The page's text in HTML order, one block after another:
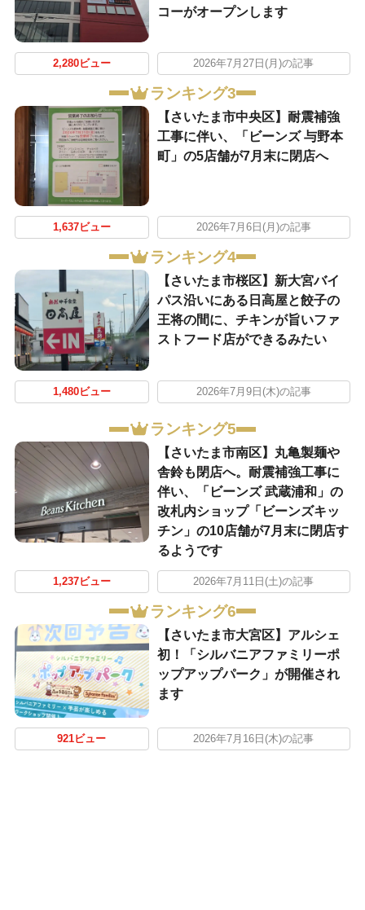
コーがオープンします
2,280ビュー 2026年7月27日(月)の記事
ランキング3
【さいたま市中央区】耐震補強
工事に伴い、「ビーンズ 与野本
町」の5店舗が7月末に閉店へ
1,637ビュー 2026年7月6日(月)の記事
ランキング4
【さいたま市桜区】新大宮バイ
パス沿いにある日高屋と餃子の
王将の間に、チキンが旨いファ
ストフード店ができるみたい
1,480ビュー 2026年7月9日(木)の記事
ランキング5
【さいたま市南区】丸亀製麺や
舎鈴も閉店へ。耐震補強工事に
伴い、「ビーンズ 武蔵浦和」の
改札内ショップ「ビーンズキッ
チン」の10店舗が7月末に閉店す
るようです
1,237ビュー 2026年7月11日(土)の記事
ランキング6
【さいたま市大宮区】アルシェ
初！「シルバニアファミリーポ
ップアップパーク」が開催され
ます
921ビュー 2026年7月16日(木)の記事